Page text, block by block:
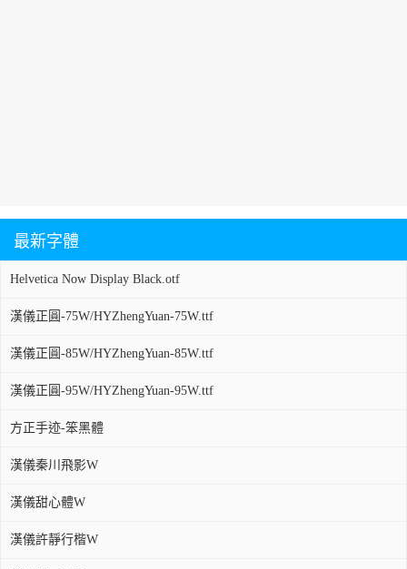
最新字體
Helvetica Now Display Black.otf
漢儀正圓-75W/HYZhengYuan-75W.ttf
漢儀正圓-85W/HYZhengYuan-85W.ttf
漢儀正圓-95W/HYZhengYuan-95W.ttf
方正手迹-笨黑體
漢儀秦川飛影W
漢儀甜心體W
漢儀許靜行楷W